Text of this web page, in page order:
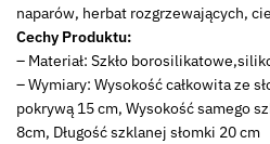
naparów, herbat rozgrzewających,
Cechy Produktu:
– Materiał: Szkło
– Wymiary: Wysokość całkowita ze
pokrywą 15 cm, Wysokość samego
8cm, Długość szklanej słomki 20 cm